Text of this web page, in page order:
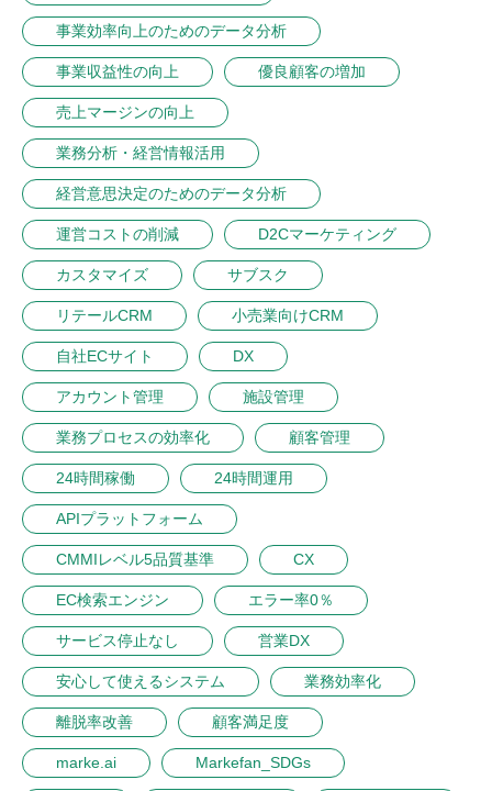
事業効率向上のためのデータ分析
事業収益性の向上 優良顧客の増加
売上マージンの向上
業務分析・経営情報活用
経営意思決定のためのデータ分析
運営コストの削減 D2Cマーケティング
カスタマイズ サブスク
リテールCRM 小売業向けCRM
自社ECサイト DX
アカウント管理 施設管理
業務プロセスの効率化 顧客管理
24時間稼働 24時間運用
APIプラットフォーム
CMMIレベル5品質基準 CX
EC検索エンジン エラー率0％
サービス停止なし 営業DX
安心して使えるシステム 業務効率化
離脱率改善 顧客満足度
marke.ai Markefan_SDGs